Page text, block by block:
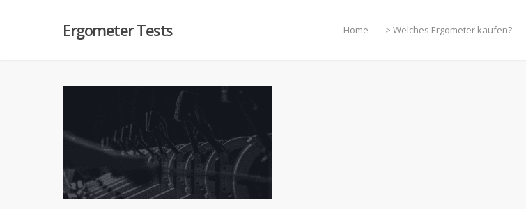
Ergometer Tests Home -> Welches Ergometer kaufen?